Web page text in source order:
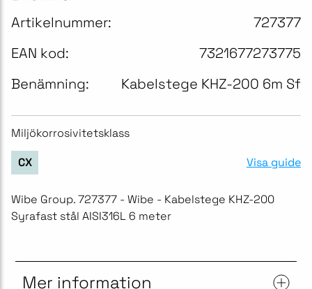
Artikelnummer:
727377
EAN kod:
7321677273775
Benämning:
Kabelstege KHZ-200 6m Sf
Miljökorrosivitetsklass
CX Visa guide
Wibe Group. 727377 - Wibe - Kabelstege KHZ-200
Syrafast stål AISI316L 6 meter
Mer information